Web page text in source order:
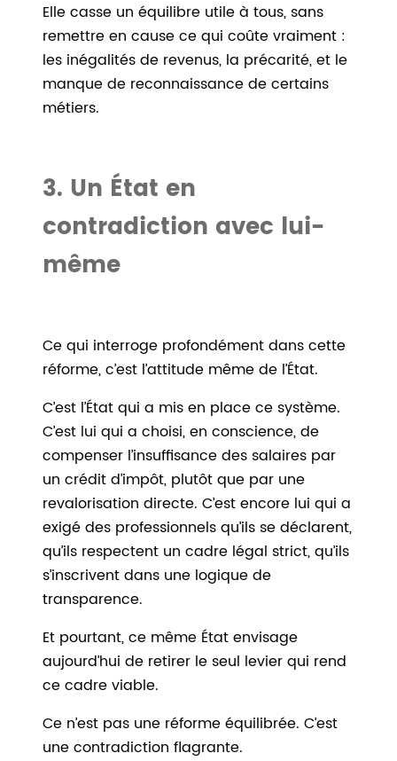
Elle casse un équilibre utile à tous, sans
remettre en cause ce qui coûte vraiment :
les inégalités de revenus, la précarité, et le
manque de reconnaissance de certains
métiers.
3. Un État en
contradiction avec lui-
même
Ce qui interroge profondément dans cette
réforme, c’est l’attitude même de l’État.
C’est l’État qui a mis en place ce système.
C’est lui qui a choisi, en conscience, de
compenser l’insuffisance des salaires par
un crédit d’impôt, plutôt que par une
revalorisation directe. C’est encore lui qui a
exigé des professionnels qu’ils se déclarent,
qu’ils respectent un cadre légal strict, qu’ils
s’inscrivent dans une logique de
transparence.
Et pourtant, ce même État envisage
aujourd’hui de retirer le seul levier qui rend
ce cadre viable.
Ce n’est pas une réforme équilibrée. C’est
une contradiction flagrante.